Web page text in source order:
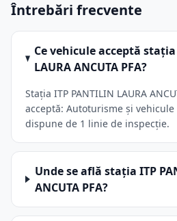
Întrebări frecvente
Ce vehicule acceptă stația
LAURA ANCUTA PFA?
Stația ITP PANTILIN LAURA
acceptă: Autoturisme și vehicule
dispune de 1 linie de inspecție.
Unde se află stația ITP
ANCUTA PFA?